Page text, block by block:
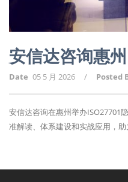
安信达咨询惠
Date 05 5 月 2026 / Posted
安信达咨询在惠州举办ISO27701
准解读、体系建设和实战应用，